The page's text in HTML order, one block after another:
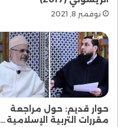
نوفمبر 8, 2021
حوار قديم: حول مراجعة
مقررات التربية الإسلامية…